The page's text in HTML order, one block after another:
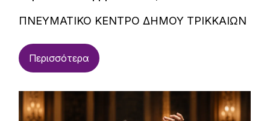
ΠΝΕΥΜΑΤΙΚΟ ΚΕΝΤΡΟ ΔΗΜΟΥ ΤΡΙΚΚΑΙΩΝ
Περισσότερα